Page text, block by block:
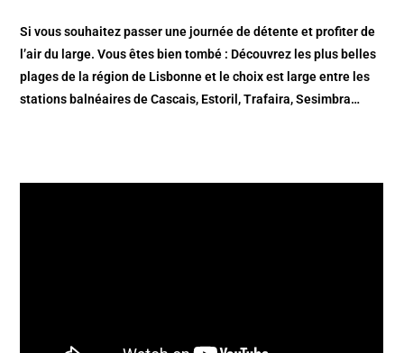
Si vous souhaitez passer une journée de détente et profiter de
l’air du large. Vous êtes bien tombé : Découvrez les plus belles
plages de la région de Lisbonne et le choix est large entre les
stations balnéaires de Cascais, Estoril, Trafaira, Sesimbra…